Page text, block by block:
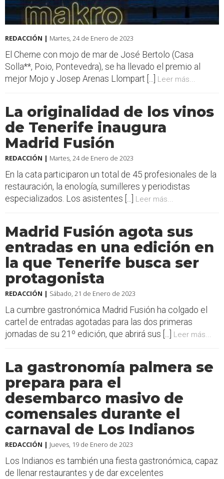
REDACCIÓN | Martes, 24 de Enero de 2023
El Cherne con mojo de mar de José Bertolo (Casa
Solla**, Poio, Pontevedra), se ha llevado el premio al
mejor Mojo y Josep Arenas Llompart [...]
Leer más...
La originalidad de los vinos
de Tenerife inaugura
Madrid Fusión
REDACCIÓN | Martes, 24 de Enero de 2023
En la cata participaron un total de 45 profesionales de la
restauración, la enología, sumilleres y periodistas
especializados. Los asistentes [...]
Leer más...
Madrid Fusión agota sus
entradas en una edición en
la que Tenerife busca ser
protagonista
REDACCIÓN | Sábado, 21 de Enero de 2023
La cumbre gastronómica Madrid Fusión ha colgado el
cartel de entradas agotadas para las dos primeras
jornadas de su 21º edición, que abrirá sus [...]
Leer más...
La gastronomía palmera se
prepara para el
desembarco masivo de
comensales durante el
carnaval de Los Indianos
REDACCIÓN | Jueves, 19 de Enero de 2023
Los Indianos es también una fiesta gastronómica, capaz
de llenar restaurantes y de dar excelentes